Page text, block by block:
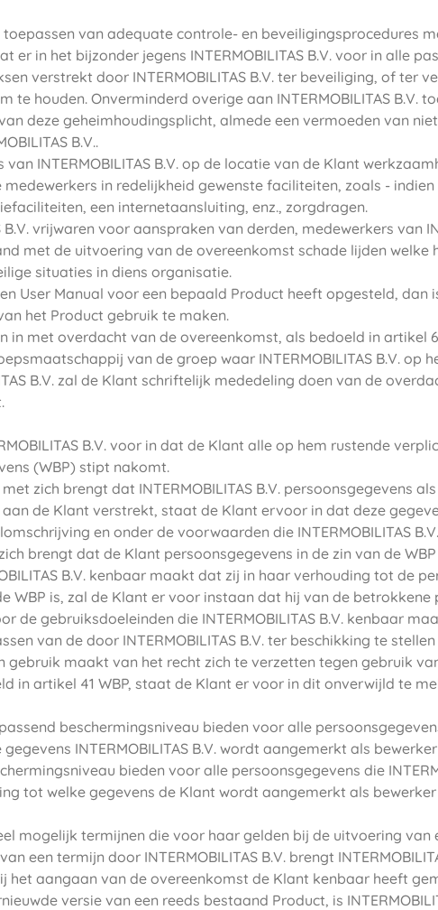
toepassen van adequate controle- en beveiligingsprocedures
er in het bijzonder jegens INTERMOBILITAS B.V. voor in alle
verstrekt door INTERMOBILITAS B.V. ter beveiliging, of ter
te houden. Onverminderd overige aan INTERMOBILITAS B.V.
deze geheimhoudingsplicht, almede een vermoeden van
B.V..
INTERMOBILITAS B.V. op de locatie van de Klant
in redelijkheid gewenste faciliteiten, zoals -
een internetaansluiting, enz., zorgdragen.
B.V. vrijwaren voor aanspraken van derden, medewerkers van
met de uitvoering van de overeenkomst schade lijden welke
situaties in diens organisatie.
een User Manual voor een bepaald Product heeft opgesteld,
het Product gebruik te maken.
in met overdacht van de overeenkomst, als bedoeld in artikel
van de groep waar INTERMOBILITAS B.V.
B.V. zal de Klant schriftelijk mededeling doen van de
B.V. voor in dat de Klant alle op hem rustende
(WBP) stipt nakomt.
zich brengt dat INTERMOBILITAS B.V. persoonsgegevens
de Klant verstrekt, staat de Klant ervoor in dat deze
en onder de voorwaarden die INTERMOBILITAS
brengt dat de Klant persoonsgegevens in de zin van de
B.V. kenbaar maakt dat zij in haar verhouding tot de
WBP is, zal de Klant er voor instaan dat hij van de
de gebruiksdoeleinden die INTERMOBILITAS B.V. kenbaar
van de door INTERMOBILITAS B.V. ter beschikking te
gebruik maakt van het recht zich te verzetten tegen gebruik
in artikel 41 WBP, staat de Klant er voor in dit onverwijld te
passend beschermingsniveau bieden voor alle
INTERMOBILITAS B.V. wordt aangemerkt als bewerker
bieden voor alle persoonsgegevens die
tot welke gegevens de Klant wordt aangemerkt als bewerker
mogelijk termijnen die voor haar gelden bij de uitvoering
een termijn door INTERMOBILITAS B.V. brengt
bij het aangaan van de overeenkomst de Klant kenbaar heeft
versie van een reeds bestaand Product, is